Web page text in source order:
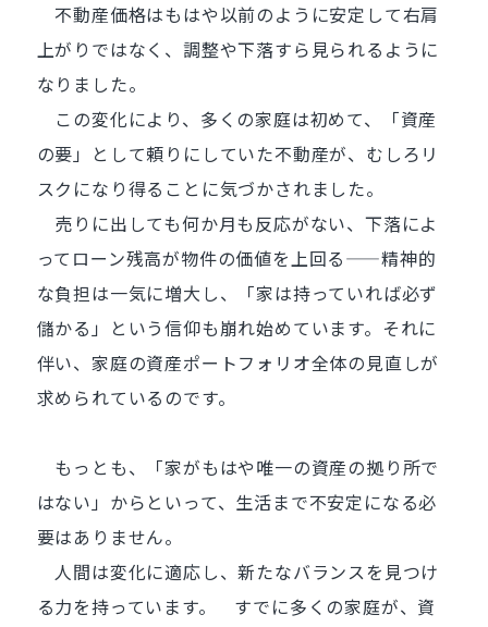
不動産価格はもはや以前のように安定して右肩
上がりではなく、調整や下落すら見られるように
なりました。
この変化により、多くの家庭は初めて、「資産
の要」として頼りにしていた不動産が、むしろリ
スクになり得ることに気づかされました。
売りに出しても何か月も反応がない、下落によ
ってローン残高が物件の価値を上回る——精神的
な負担は一気に増大し、「家は持っていれば必ず
儲かる」という信仰も崩れ始めています。それに
伴い、家庭の資産ポートフォリオ全体の見直しが
求められているのです。
もっとも、「家がもはや唯一の資産の拠り所で
はない」からといって、生活まで不安定になる必
要はありません。
人間は変化に適応し、新たなバランスを見つけ
る力を持っています。 すでに多くの家庭が、資